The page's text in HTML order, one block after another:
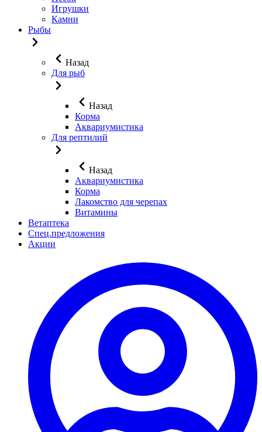
Игрушки
Камни
Рыбы
Назад
Для рыб
Назад
Корма
Аквариумистика
Для рептилий
Назад
Аквариумистика
Корма
Лакомство для черепах
Витамины
Ветаптека
Спец.предложения
Акции